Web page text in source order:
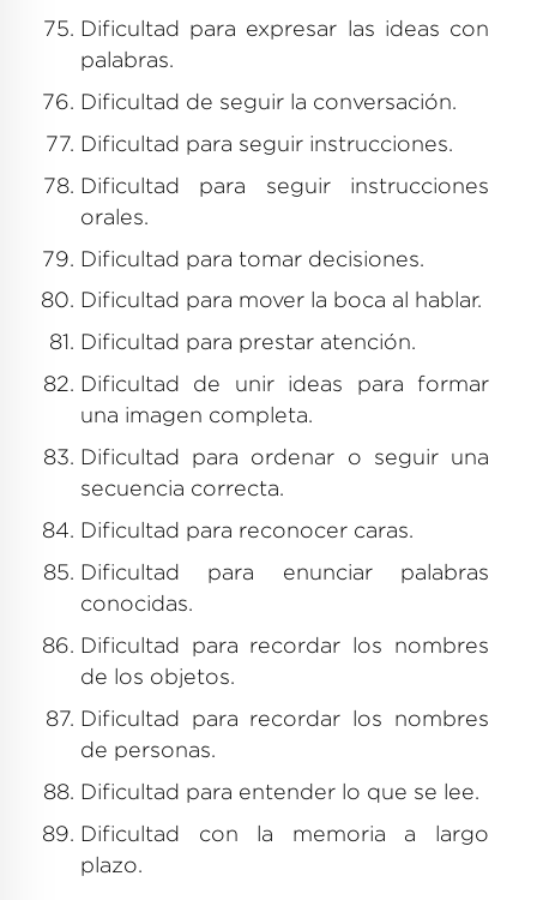
Dificultad para expresar las ideas con
palabras.
Dificultad de seguir la conversación.
Dificultad para seguir instrucciones.
Dificultad para seguir instrucciones
orales.
Dificultad para tomar decisiones.
Dificultad para mover la boca al hablar.
Dificultad para prestar atención.
Dificultad de unir ideas para formar
una imagen completa.
Dificultad para ordenar o seguir una
secuencia correcta.
Dificultad para reconocer caras.
Dificultad para enunciar palabras
conocidas.
Dificultad para recordar los nombres
de los objetos.
Dificultad para recordar los nombres
de personas.
Dificultad para entender lo que se lee.
Dificultad con la memoria a largo
plazo.